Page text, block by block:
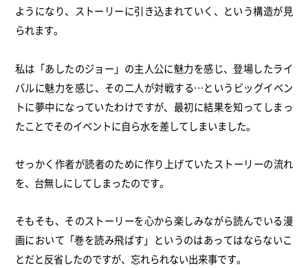
ようになり、 ストーリーに引き込まれていく、という構造が見
られます。
私は「あしたのジョー」の主人公に魅力を感じ、登場したライ
バルに魅力を感じ、その二人が対戦する…というビッグイベン
トに夢中になっていたわけですが、 最初に結果を知ってしまっ
たことでそのイベントに自ら水を差してしまいました。
せっかく作者が読者のために作り上げていたストーリーの流れ
を、 台無しにしてしまったのです。
そもそも、 そのストーリーを心から楽しみながら読んでいる漫
画において「巻を読み飛ばす」 というのはあってはならないこ
とだと反省したのですが、 忘れられない出来事です。